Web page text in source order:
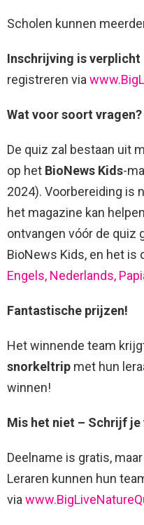
Scholen kunnen
Inschrijving is verplicht
registreren via
Wat voor soort vragen?
De quiz zal bestaan uit
op het BioNews Kids-
2024). Voorbereiding is
het magazine kan
ontvangen vóór de quiz
BioNews Kids, en het is
Engels, Nederlands,
Fantastische prijzen!
Het winnende team
snorkeltrip met hun
winnen!
Mis het niet – Schrijf je
Deelname is gratis, maar
Leraren kunnen hun
via